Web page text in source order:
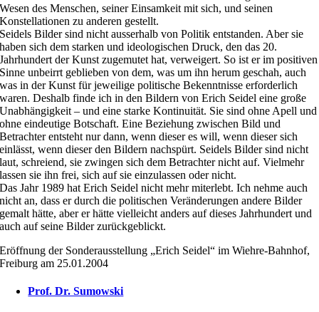
Wesen des Menschen, seiner Einsamkeit mit sich, und seinen
Konstellationen zu anderen gestellt.
Seidels Bilder sind nicht ausserhalb von Politik entstanden. Aber sie
haben sich dem starken und ideologischen Druck, den das 20.
Jahrhundert der Kunst zugemutet hat, verweigert. So ist er im positiven
Sinne unbeirrt geblieben von dem, was um ihn herum geschah, auch
was in der Kunst für jeweilige politische Bekenntnisse erforderlich
waren. Deshalb finde ich in den Bildern von Erich Seidel eine große
Unabhängigkeit – und eine starke Kontinuität. Sie sind ohne Apell und
ohne eindeutige Botschaft. Eine Beziehung zwischen Bild und
Betrachter entsteht nur dann, wenn dieser es will, wenn dieser sich
einlässt, wenn dieser den Bildern nachspürt. Seidels Bilder sind nicht
laut, schreiend, sie zwingen sich dem Betrachter nicht auf. Vielmehr
lassen sie ihn frei, sich auf sie einzulassen oder nicht.
Das Jahr 1989 hat Erich Seidel nicht mehr miterlebt. Ich nehme auch
nicht an, dass er durch die politischen Veränderungen andere Bilder
gemalt hätte, aber er hätte vielleicht anders auf dieses Jahrhundert und
auch auf seine Bilder zurückgeblickt.
Eröffnung der Sonderausstellung „Erich Seidel“ im Wiehre-Bahnhof,
Freiburg am 25.01.2004
Prof. Dr. Sumowski